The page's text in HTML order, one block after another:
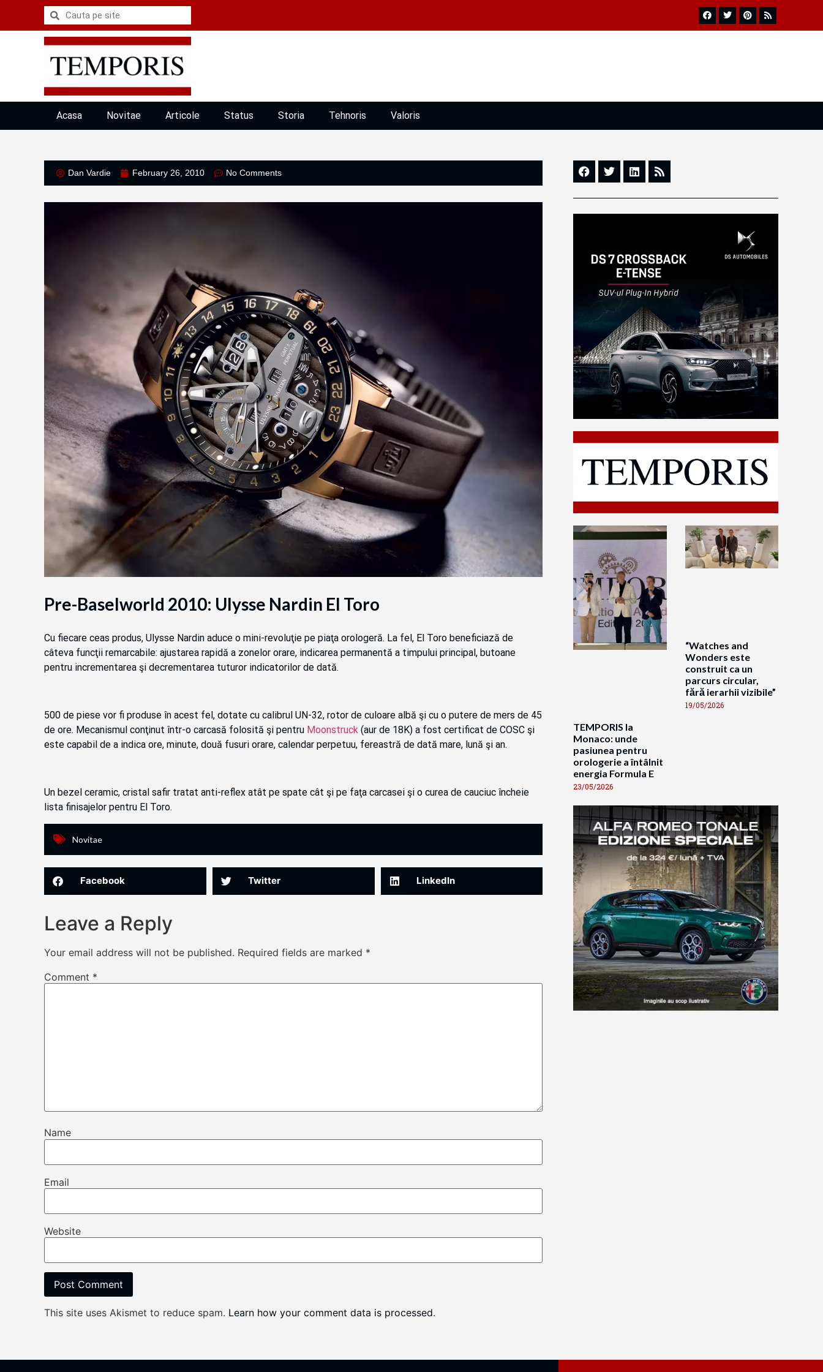
Acasa Novitae Articole Status Storia Tehnoris Valoris
Dan Vardie February 26, 2010 No Comments
Pre-Baselworld 2010: Ulysse Nardin El Toro
Cu fiecare ceas produs, Ulysse Nardin aduce o mini-revoluţie pe piaţa orologeră. La fel, El Toro beneficiază de
câteva funcţii remarcabile: ajustarea rapidă a zonelor orare, indicarea permanentă a timpului principal, butoane
pentru incrementarea şi decrementarea tuturor indicatorilor de dată.
500 de piese vor fi produse în acest fel, dotate cu calibrul UN-32, rotor de culoare albă şi cu o putere de mers de 45
de ore. Mecanismul conţinut într-o carcasă folosită şi pentru Moonstruck (aur de 18K) a fost certificat de COSC şi
este capabil de a indica ore, minute, două fusuri orare, calendar perpetuu, fereastră de dată mare, lună şi an.
Un bezel ceramic, cristal safir tratat anti-reflex atât pe spate cât şi pe faţa carcasei şi o curea de cauciuc încheie
lista finisajelor pentru El Toro.
Novitae
Facebook Twitter LinkedIn
Leave a Reply
Your email address will not be published. Required fields are marked *
Comment *
Name
Email
Website
This site uses Akismet to reduce spam. Learn how your comment data is processed.
TEMPORIS la
Monaco: unde
pasiunea pentru
orologerie a întâlnit
energia Formula E
23/05/2026
“Watches and
Wonders este
construit ca un
parcurs circular,
fără ierarhii vizibile”
19/05/2026